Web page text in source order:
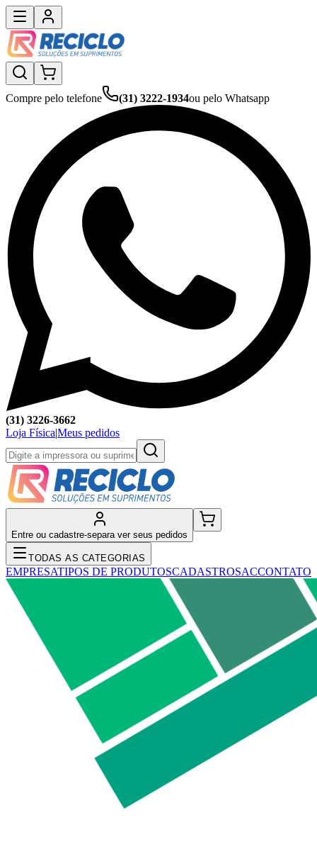
Compre pelo telefone (31) 3222-1934ou pelo Whatsapp
(31) 3226-3662
Loja Física|Meus pedidos
Entre ou cadastre-separa ver seus pedidos
TODAS AS CATEGORIAS
EMPRESATIPOS DE PRODUTOSCADASTROSACCONTATO